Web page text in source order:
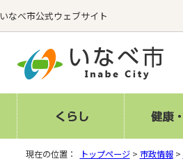
いなべ市公式ウェブサイト
現在の位置： トップページ> 市政情報>